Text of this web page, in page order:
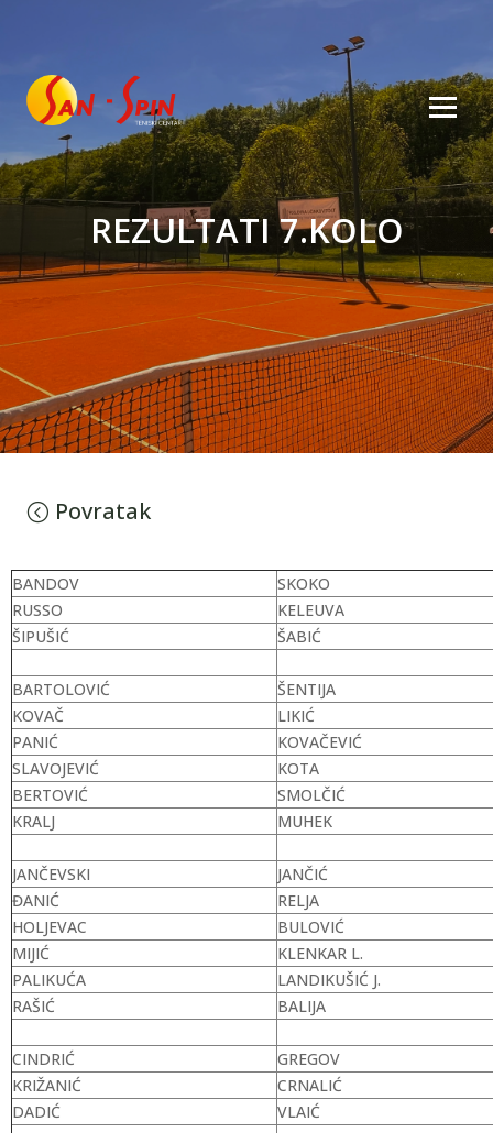
REZULTATI 7.KOLO
Povratak
BANDOV
SKOKO
RUSSO
KELEUVA
ŠIPUŠIĆ
ŠABIĆ
BARTOLOVIĆ
ŠENTIJA
KOVAČ
LIKIĆ
PANIĆ
KOVAČEVIĆ
SLAVOJEVIĆ
KOTA
BERTOVIĆ
SMOLČIĆ
KRALJ
MUHEK
JANČEVSKI
JANČIĆ
ĐANIĆ
RELJA
HOLJEVAC
BULOVIĆ
MIJIĆ
KLENKAR L.
PALIKUĆA
LANDIKUŠIĆ J.
RAŠIĆ
BALIJA
CINDRIĆ
GREGOV
KRIŽANIĆ
CRNALIĆ
DADIĆ
VLAIĆ